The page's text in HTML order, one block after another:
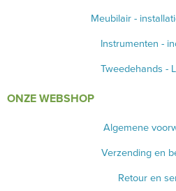
Meubilair -
Instrumenten -
Tweedehands -
ONZE WEBSHOP
Algemene
Verzending en
Retour en